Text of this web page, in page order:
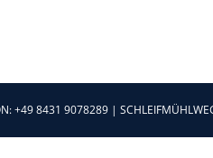
+49 8431 9078289 |